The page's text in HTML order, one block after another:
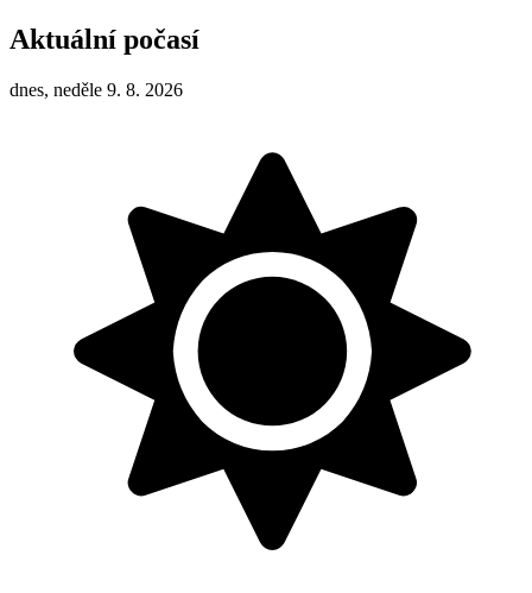
Aktuální počasí
dnes, neděle 9. 8. 2026